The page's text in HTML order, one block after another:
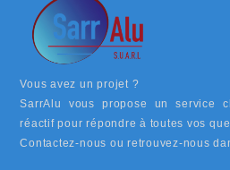
Vous avez un projet ?
SarrAlu vous propose un service
réactif pour répondre à toutes vos
Contactez-nous ou retrouvez-nous